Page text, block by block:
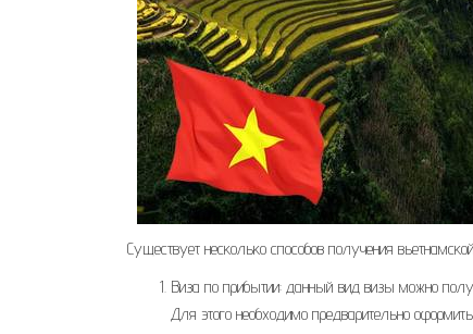
Существует несколько способов получения
Виза по прибытии: данный вид визы можно
Для этого необходимо предварительно